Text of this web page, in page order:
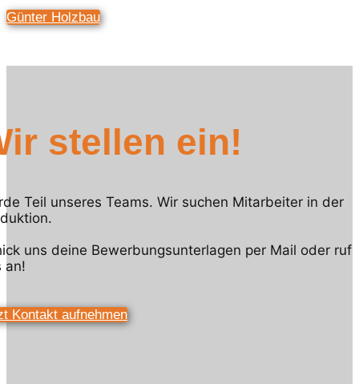
Günter Holzbau
stellen ein!
Teil unseres Teams. Wir suchen Mitarbeiter in der
uns deine Bewerbungsunterlagen per Mail oder ruf
an!
Kontakt aufnehmen